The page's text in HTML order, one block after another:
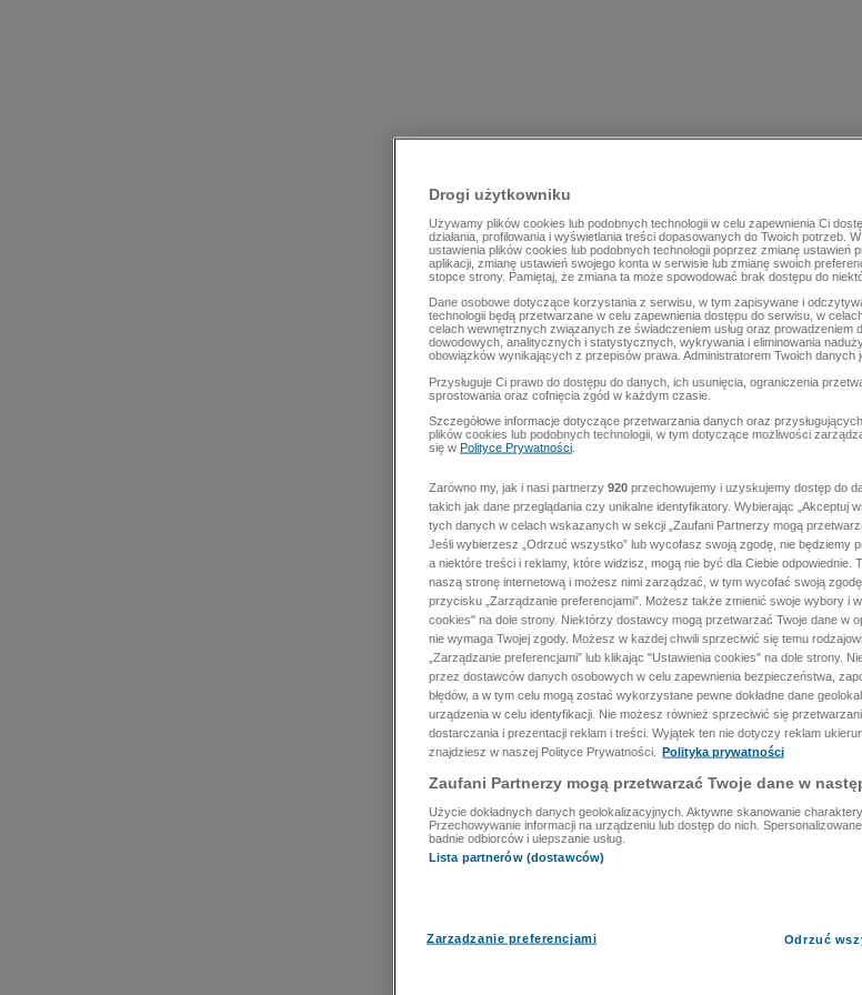
Drogi użytkowniku
Używamy plików cookies lub podobnych technologii w celu zapewnienia Ci
działania, profilowania i wyświetlania treści dopasowanych do Twoich potrzeb.
ustawienia plików cookies lub podobnych technologii poprzez zmianę ustawień
aplikacji, zmianę ustawień swojego konta w serwisie lub zmianę swoich
stopce strony. Pamiętaj, że zmiana ta może spowodować brak dostępu do
Dane osobowe dotyczące korzystania z serwisu, w tym zapisywane i
technologii będą przetwarzane w celu zapewnienia dostępu do serwisu, w
celach wewnętrznych związanych ze świadczeniem usług oraz prowadzeniem
dowodowych, analitycznych i statystycznych, wykrywania i eliminowania
obowiązków wynikających z przepisów prawa. Administratorem Twoich danych
Przysługuje Ci prawo do dostępu do danych, ich usunięcia, ograniczenia
sprostowania oraz cofnięcia zgód w każdym czasie.
Szczegółowe informacje dotyczące przetwarzania danych oraz
plików cookies lub podobnych technologii, w tym dotyczące możliwości
się w Polityce Prywatności
Zarówno my, jak i nasi partnerzy 920 przechowujemy i uzyskujemy dostęp do
takich jak dane przeglądania czy unikalne identyfikatory. Wybierając „Akceptuj
tych danych w celach wskazanych w sekcji „Zaufani Partnerzy mogą
Jeśli wybierzesz „Odrzuć wszystko” lub wycofasz swoją zgodę, nie będziemy
a niektóre treści i reklamy, które widzisz, mogą nie być dla Ciebie odpowiednie.
naszą stronę internetową i możesz nimi zarządzać, w tym wycofać swoją
przycisku „Zarządzanie preferencjami”. Możesz także zmienić swoje wybory i
cookies" na dole strony. Niektórzy dostawcy mogą przetwarzać Twoje dane w
nie wymaga Twojej zgody. Możesz w każdej chwili sprzeciwić się temu
„Zarządzanie preferencjami” lub klikając "Ustawienia cookies" na dole strony.
przez dostawców danych osobowych w celu zapewnienia bezpieczeństwa,
błędów, a w tym celu mogą zostać wykorzystane pewne dokładne dane
urządzenia w celu identyfikacji. Nie możesz również sprzeciwić się
dostarczania i prezentacji reklam i treści. Wyjątek ten nie dotyczy reklam
znajdziesz w naszej Polityce Prywatności.
Polityka prywatności
Zaufani Partnerzy mogą przetwarzać Twoje dane w
Użycie dokładnych danych geolokalizacyjnych. Aktywne skanowanie
Przechowywanie informacji na urządzeniu lub dostęp do nich.
badnie odbiorców i ulepszanie usług.
Lista partnerów (dostawców)
Zarządzanie preferencjami Odrzuć